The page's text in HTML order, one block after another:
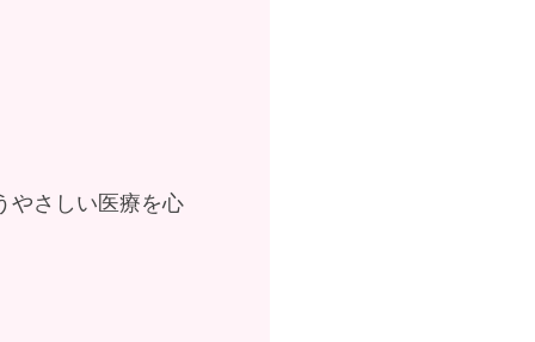
やさしい医療を心